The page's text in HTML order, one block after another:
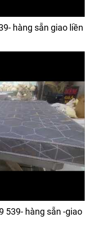
hàng sẵn giao liền
539- hàng sẵn -giao